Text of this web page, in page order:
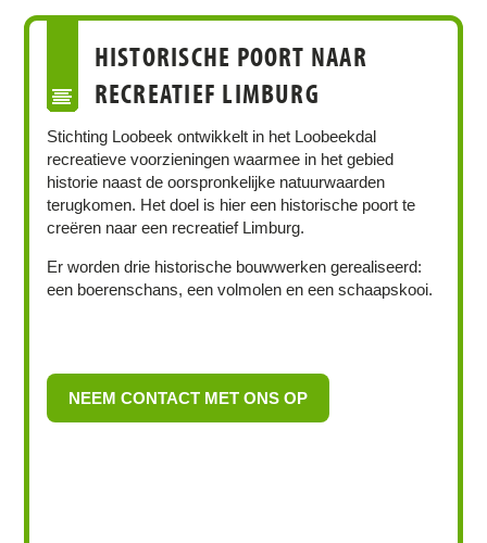
HISTORISCHE POORT NAAR
RECREATIEF LIMBURG
Stichting Loobeek ontwikkelt in het Loobeekdal
recreatieve voorzieningen waarmee in het gebied
historie naast de oorspronkelijke natuurwaarden
terugkomen. Het doel is hier een historische poort te
creëren naar een recreatief Limburg.
Er worden drie historische bouwwerken gerealiseerd:
een boerenschans, een volmolen en een schaapskooi.
NEEM CONTACT MET ONS OP